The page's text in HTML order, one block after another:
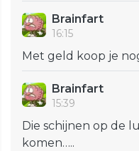
Brainfart
16:15
Met geld koop je
Brainfart
15:39
Die schijnen op de
komen…..